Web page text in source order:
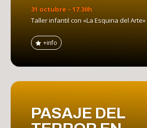
31 octubre – 17.30h
Taller infantil con «La Esquina del Arte»
+info
PASAJE DEL